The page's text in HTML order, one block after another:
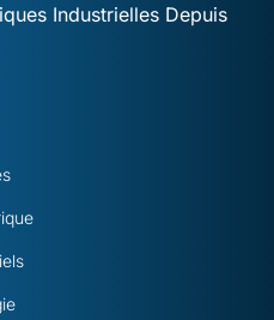
Industrielles Depuis